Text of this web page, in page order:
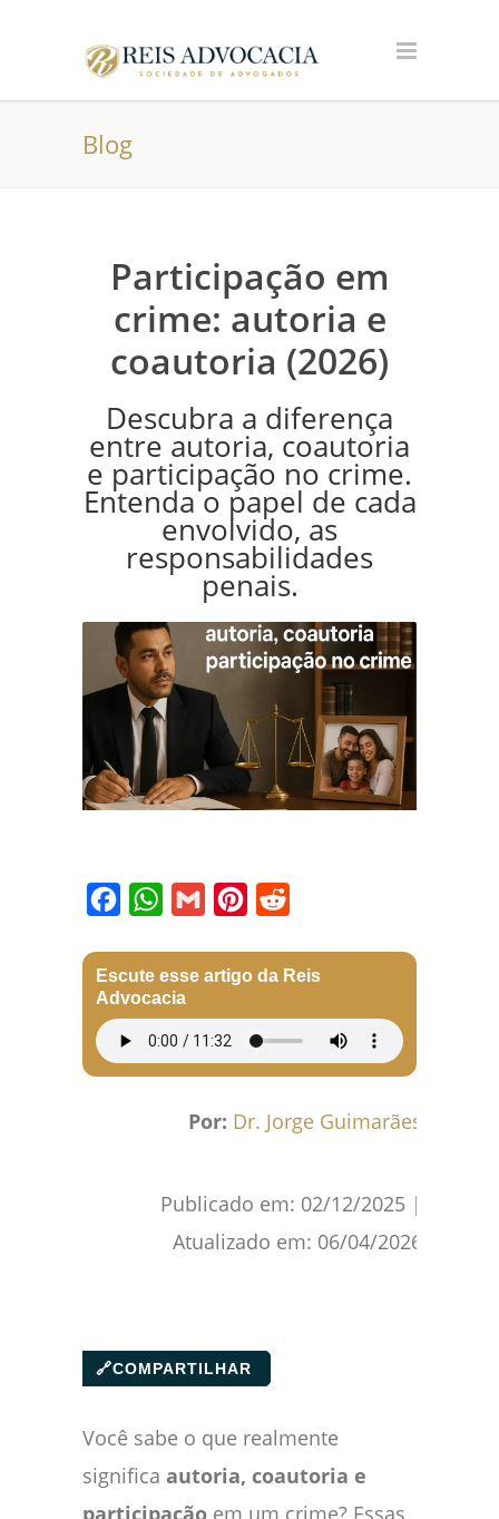
Blog
Participação em
crime: autoria e
coautoria (2026)
Descubra a diferença
entre autoria, coautoria
e participação no crime.
Entenda o papel de cada
envolvido, as
responsabilidades
penais.
Escute esse artigo da Reis
Advocacia
Por: Dr. Jorge Guimarães
Publicado em: 02/12/2025 |
Atualizado em: 06/04/2026
🔗COMPARTILHAR
Você sabe o que realmente
significa autoria, coautoria e
participação em um crime? Essas